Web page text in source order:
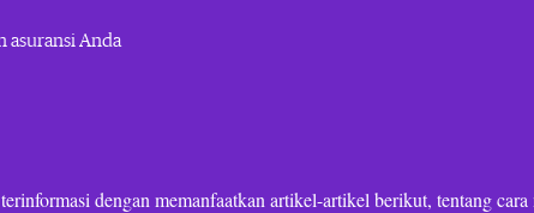
asuransi Anda
dengan memanfaatkan artikel-artikel berikut, tentang